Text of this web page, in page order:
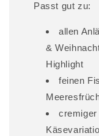
Passt gut zu:
allen
&
Highlight
feinen